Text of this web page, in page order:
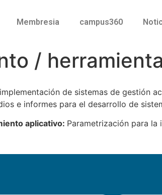
Membresia campus360
/
de sistemas de gestión
e informes para el desarrollo de
aplicativo: Parametrización para la